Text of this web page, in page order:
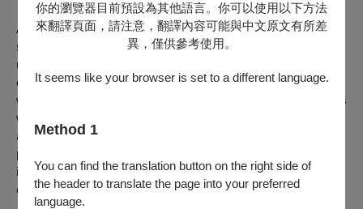
你的瀏覽器目前預設為其他語言。你可以使用以下方法
來翻譯頁面，請注意，翻譯內容可能與中文原文有所差
異，僅供參考使用。
It seems like your browser is set to a different language.
Method 1
You can find the translation button on the right side of
the header to translate the page into your preferred
language.
An enduring but fragile love story shared by Qiaoqiao and Bin,
set in China, from the early 2000s to the present day. Caught
up in each other, Qiaoqiao and Bin enjoy all that the city has to
offer, singing and dancing — until one day, Bin finds himself
wanting to try his luck in a bigger place than Datong. He leaves
without any notice. Some time later, Qiaoqiao decides to go on
a journey to find him. Spanning 21 years, the film offers a new
perspective on contemporary China, and a glimpse into
individual experiences under turbulent emotional and social
changes.